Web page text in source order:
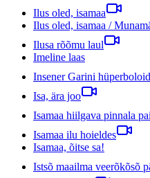
Ilus oled, isamaa
Ilus oled, isamaa /
Ilusa rõõmu laul
Imeline laas
Insener Garini hüperboloid
Isa, ära joo
Isamaa hiilgava pinnala
Isamaa ilu hoieldes
Isamaa, õitse sa!
Istsõ maailma veerõkõsõ